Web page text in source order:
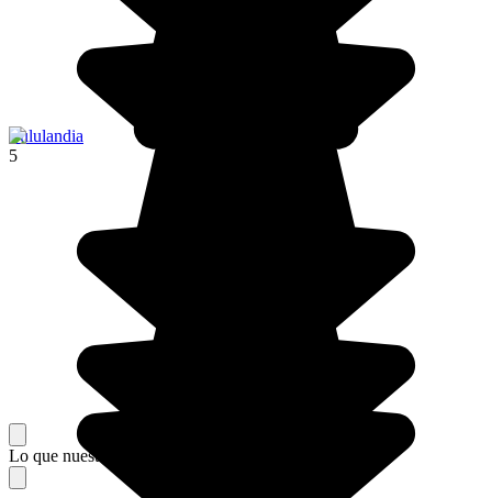
Zululandia
5
Lo que nuestros viajeros piensan de su estancia